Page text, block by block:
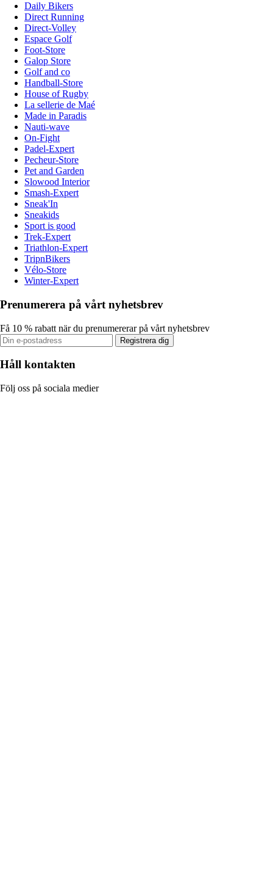
Daily Bikers
Direct Running
Direct-Volley
Espace Golf
Foot-Store
Galop Store
Golf and co
Handball-Store
House of Rugby
La sellerie de Maé
Made in Paradis
Nauti-wave
On-Fight
Padel-Expert
Pecheur-Store
Pet and Garden
Slowood Interior
Smash-Expert
Sneak'In
Sneakids
Sport is good
Trek-Expert
Triathlon-Expert
TripnBikers
Vélo-Store
Winter-Expert
Prenumerera på vårt nyhetsbrev
Få 10 % rabatt när du prenumererar på vårt nyhetsbrev
Registrera dig
Håll kontakten
Följ oss på sociala medier